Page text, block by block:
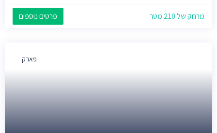
מרחק של 210 מטר פרטים נוספים
פארק